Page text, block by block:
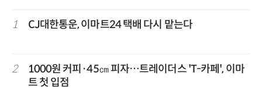
1 CJ대한통운, 이마트24 택배 다시 맡는다
2
1000원 커피·45㎝ 피자…트레이더스 'T-카페', 이마
트 첫 입점